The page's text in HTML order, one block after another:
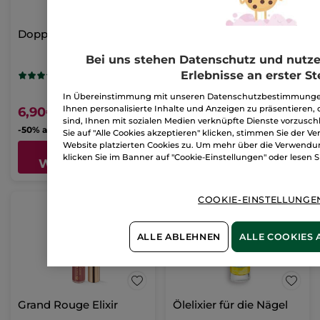
Doppelpack Nagelfeilen
6,90€
-
50% ab 2 Produkten deiner Wahl
IN DEN
WARENKORB
Dose 3.2 g - 6 Nuancen
(5)
496,88€ / 100g
15,90€
-
50% ab 2 Produkten deiner Wahl
FARBE WÄHLEN
(6)
Grand Rouge Elixir Ölelixier für die Nägel
Bei uns stehen Datenschutz und
Erlebnisse an erster
In Übereinstimmung mit unseren
Ihnen personalisierte Inhalte und Anzeigen zu präsentieren,
sind, Ihnen mit sozialen Medien verknüpfte Dienste
Sie auf "Alle Cookies akzeptieren" klicken, stimmen Sie der
Website platzierten Cookies zu. Um mehr über die
klicken Sie im Banner auf "Cookie-Einstellungen" oder lesen
COOKIE-
ALLE ABLEHNEN ALLE COOKIES